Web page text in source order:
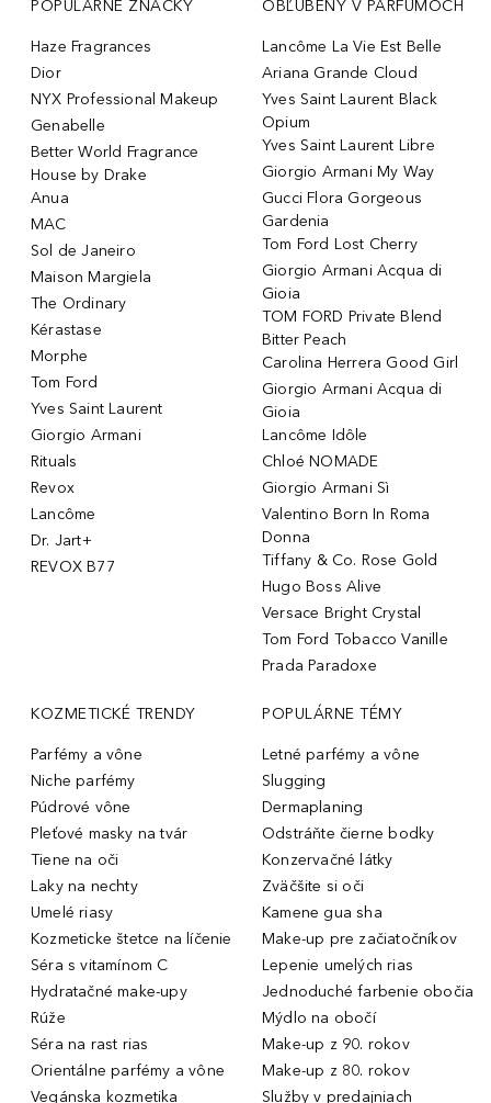
POPULÁRNE ZNAČKY
Haze Fragrances
Dior
NYX Professional Makeup
Genabelle
Better World Fragrance
House by Drake
Anua
MAC
Sol de Janeiro
Maison Margiela
The Ordinary
Kérastase
Morphe
Tom Ford
Yves Saint Laurent
Giorgio Armani
Rituals
Revox
Lancôme
Dr. Jart+
REVOX B77
OBĽÚBENÝ V PARFUMOCH
Lancôme La Vie Est Belle
Ariana Grande Cloud
Yves Saint Laurent Black
Opium
Yves Saint Laurent Libre
Giorgio Armani My Way
Gucci Flora Gorgeous
Gardenia
Tom Ford Lost Cherry
Giorgio Armani Acqua di
Gioia
TOM FORD Private Blend
Bitter Peach
Carolina Herrera Good Girl
Giorgio Armani Acqua di
Gioia
Lancôme Idôle
Chloé NOMADE
Giorgio Armani Sì
Valentino Born In Roma
Donna
Tiffany & Co. Rose Gold
Hugo Boss Alive
Versace Bright Crystal
Tom Ford Tobacco Vanille
Prada Paradoxe
KOZMETICKÉ TRENDY
Parfémy a vône
Niche parfémy
Púdrové vône
Pleťové masky na tvár
Tiene na oči
Laky na nechty
Umelé riasy
Kozmeticke štetce na líčenie
Séra s vitamínom C
Hydratačné make-upy
Rúže
Séra na rast rias
Orientálne parfémy a vône
Vegánska kozmetika
POPULÁRNE TÉMY
Letné parfémy a vône
Slugging
Dermaplaning
Odstráňte čierne bodky
Konzervačné látky
Zväčšite si oči
Kamene gua sha
Make-up pre začiatočníkov
Lepenie umelých rias
Jednoduché farbenie obočia
Mýdlo na obočí
Make-up z 90. rokov
Make-up z 80. rokov
Služby v predajniach